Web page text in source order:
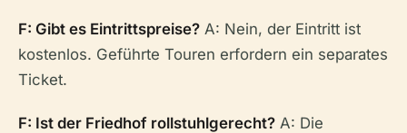
F: Gibt es Eintrittspreise? A: Nein, der Eintritt ist
kostenlos. Geführte Touren erfordern ein separates
Ticket.
F: Ist der Friedhof rollstuhlgerecht? A: Die